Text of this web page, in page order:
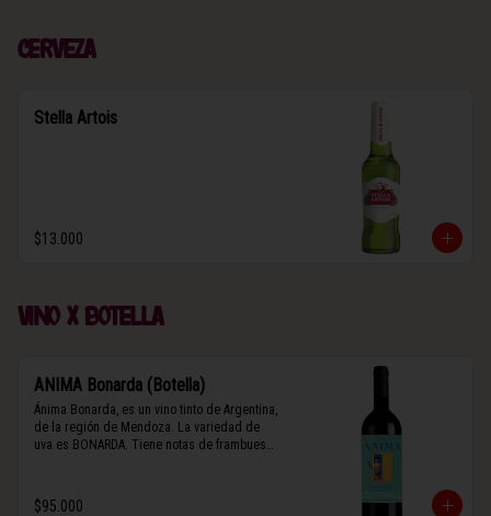
Cerveza
Stella Artois
$13.000
Vino x botella
ANIMA Bonarda (Botella)
Ánima Bonarda, es un vino tinto de Argentina,
de la región de Mendoza. La variedad de
uva es BONARDA. Tiene notas de frambuesa
por barrica por 3 meses.
$95.000